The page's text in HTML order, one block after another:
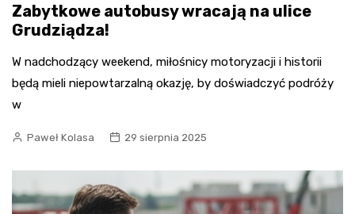
Zabytkowe autobusy wracają na ulice
Grudziądza!
W nadchodzący weekend, miłośnicy motoryzacji i historii
będą mieli niepowtarzalną okazję, by doświadczyć podróży
w
Paweł Kolasa 29 sierpnia 2025